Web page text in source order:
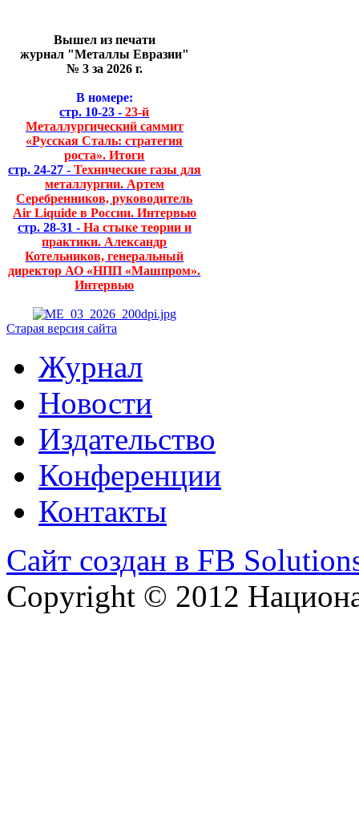
Вышел из печати
журнал "Металлы Евразии"
№ 3 за 2026 г.
В номере:
стр. 10-23 - 23-й
Металлургический саммит
«Русская Сталь: стратегия
роста». Итоги
стр. 24-27 - Технические газы для
металлургии. Артем
Серебренников, руководитель
Air Liquide в России. Интервью
стр. 28-31 - На стыке теории и
практики. Александр
Котельников, генеральный
директор АО «НПП «Машпром».
Интервью
Старая версия сайта
Журнал
Новости
Издательство
Конференции
Контакты
Сайт создан в FB
Copyright © 2012